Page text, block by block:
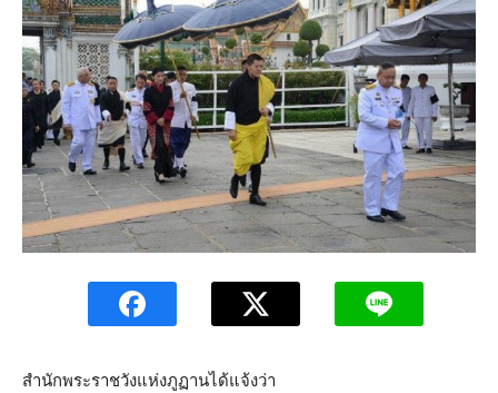
สำนักพระราชวังแห่งภูฏานได้แจ้งว่า